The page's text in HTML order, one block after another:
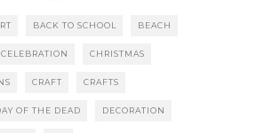
BACK TO SCHOOL BEACH
CELEBRATION CHRISTMAS
CRAFT CRAFTS
OF THE DEAD DECORATION